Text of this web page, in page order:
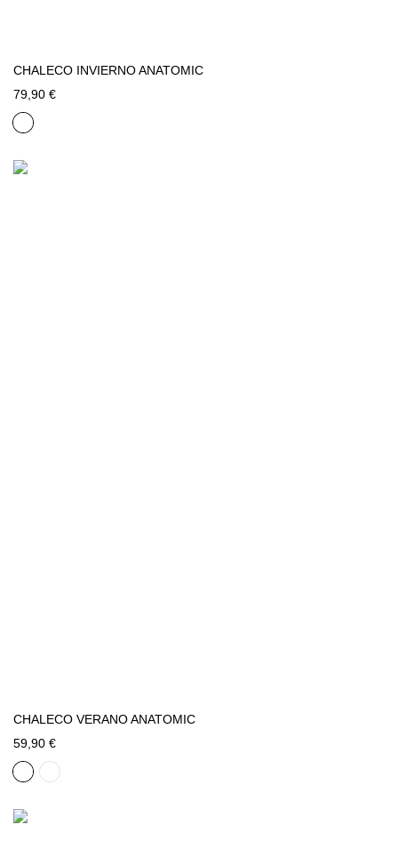
CHALECO INVIERNO ANATOMIC
79,90 €
CHALECO VERANO ANATOMIC
59,90 €